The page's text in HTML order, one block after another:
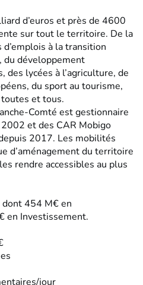
d’euros et près de 4600
sur tout le territoire. De la
à la transition
du développement
des lycées à l’agriculture, de
du sport au tourisme,
et tous.
Comté est gestionnaire
et des CAR Mobigo
2017. Les mobilités
d’aménagement du territoire
rendre accessibles au plus
454 M€ en
en Investissement.
jour